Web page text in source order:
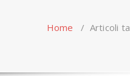
Home / Articoli